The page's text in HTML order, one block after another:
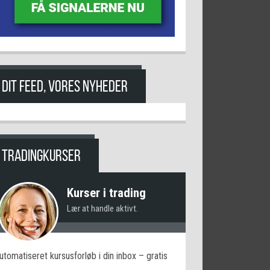
DIT FEED, VORES NYHEDER
TRADINGKURSER
Kurser i trading
Lær at handle aktivt.
kursusforløb i din inbox – gratis